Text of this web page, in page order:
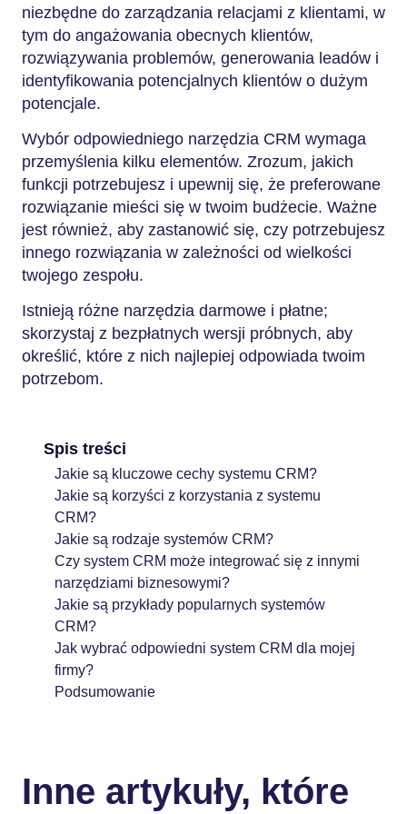
niezbędne do zarządzania relacjami z klientami, w
tym do angażowania obecnych klientów,
rozwiązywania problemów, generowania leadów i
identyfikowania potencjalnych klientów o dużym
potencjale.
Wybór odpowiedniego narzędzia CRM wymaga
przemyślenia kilku elementów. Zrozum, jakich
funkcji potrzebujesz i upewnij się, że preferowane
rozwiązanie mieści się w twoim budżecie. Ważne
jest również, aby zastanowić się, czy potrzebujesz
innego rozwiązania w zależności od wielkości
twojego zespołu.
Istnieją różne narzędzia darmowe i płatne;
skorzystaj z bezpłatnych wersji próbnych, aby
określić, które z nich najlepiej odpowiada twoim
potrzebom.
Spis treści
Jakie są kluczowe cechy systemu CRM?
Jakie są korzyści z korzystania z systemu
CRM?
Jakie są rodzaje systemów CRM?
Czy system CRM może integrować się z innymi
narzędziami biznesowymi?
Jakie są przykłady popularnych systemów
CRM?
Jak wybrać odpowiedni system CRM dla mojej
firmy?
Podsumowanie
Inne artykuły, które